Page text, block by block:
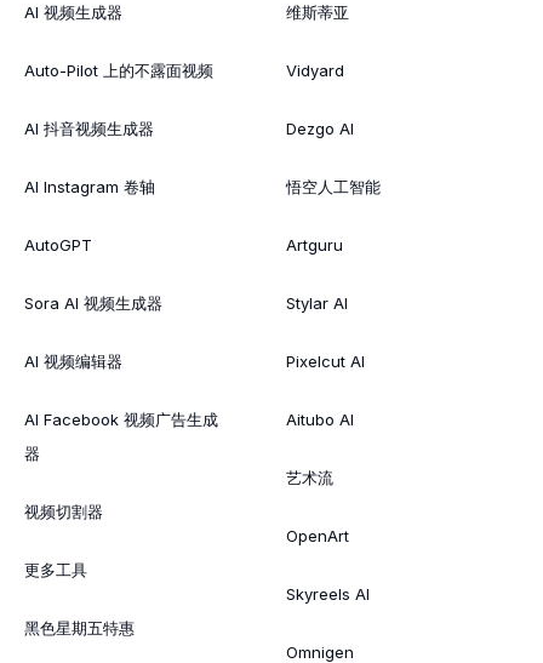
AI 视频生成器
Auto-Pilot 上的不露面视频
AI 抖音视频生成器
AI Instagram 卷轴
AutoGPT
Sora AI 视频生成器
AI 视频编辑器
AI Facebook 视频广告生成
器
视频切割器
更多工具
黑色星期五特惠
维斯蒂亚
Vidyard
Dezgo AI
悟空人工智能
Artguru
Stylar AI
Pixelcut AI
Aitubo AI
艺术流
OpenArt
Skyreels AI
Omnigen